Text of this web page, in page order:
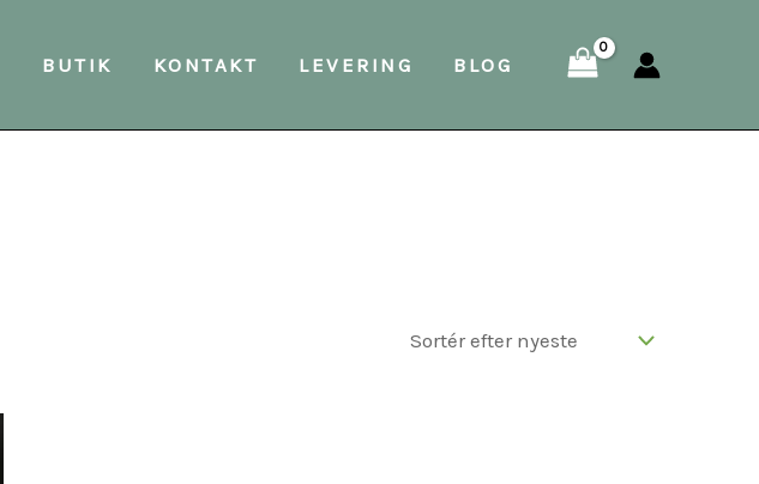
BUTIK KONTAKT LEVERING BLOG